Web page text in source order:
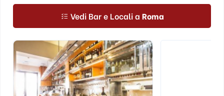
Vedi Bar e Locali a Roma